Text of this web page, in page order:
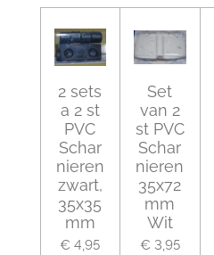
2 sets
a 2 st
PVC
Schar
nieren
zwart,
35x35
mm
€ 4,95
Set
van 2
st PVC
Schar
nieren
35x72
mm
Wit
€ 3,95